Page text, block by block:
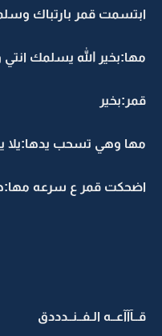
ابتسمت قمر بارتباك
مها:بخير الله يسلمك
قمر:بخير
مها وهي تسحب يدها:يلا
اضحكت قمر ع سرعه
قــآآآعــه الـفــنــدددق